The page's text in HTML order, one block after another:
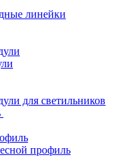
линейки
для светильников
профиль